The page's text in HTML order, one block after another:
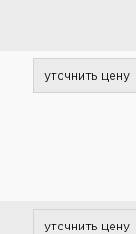
уточнить цену
уточнить цену